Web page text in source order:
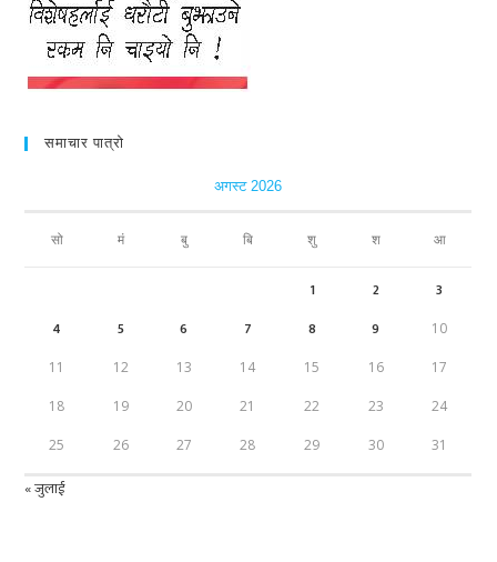
समाचार पात्रो
अगस्ट 2026
सो मं बु बि शु श आ
1 2
3
4
5 6 7 8 9 10
11 12 13 14 15 16 17
18 19 20 21 22 23 24
25 26 27 28 29 30 31
« जुलाई